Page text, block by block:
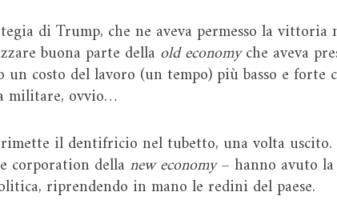
di Trump, che ne aveva permesso la
buona parte della old economyche aveva
un costo del lavoro (un tempo) più basso e
militare, ovvio…
il dentifricio nel tubetto, una volta
corporation della new economy– hanno avuto la
riprendendo in mano le redini del paese.